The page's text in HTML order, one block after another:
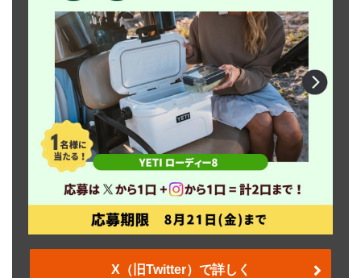
X（旧Twitter）で詳しく